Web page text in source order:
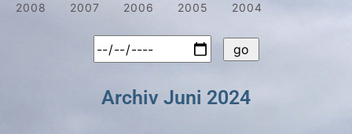
2008
2007 2006 2005 2004
Archiv Juni 2024